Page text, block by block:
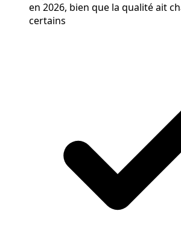
en 2026, bien que la qualité ait
certains